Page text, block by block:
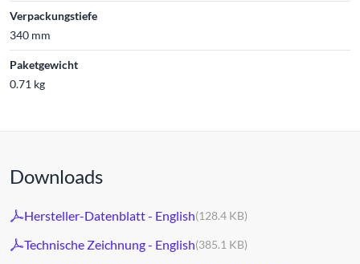
Verpackungstiefe
340 mm
Paketgewicht
0.71 kg
Downloads
Hersteller-Datenblatt - English(128.4 KB)
Technische Zeichnung - English(385.1 KB)